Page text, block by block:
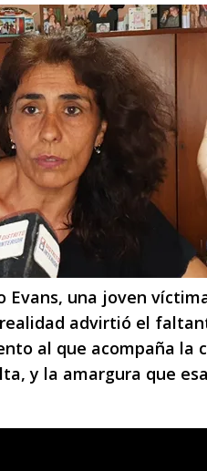
Evans, una joven
advirtió el
al que acompaña la
y la amargura que